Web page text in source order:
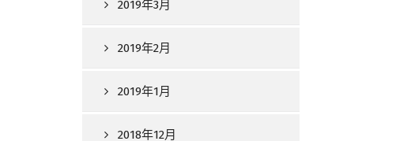
2019年3月
2019年2月
2019年1月
2018年12月